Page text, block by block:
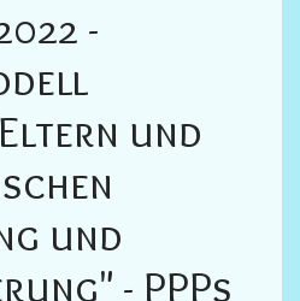
-
und
und
- PPPs